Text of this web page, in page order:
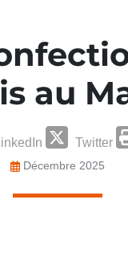
au
LinkedIn Twitter
Décembre 2025